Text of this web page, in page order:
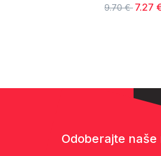
9.70 € 7.27
Odoberajte